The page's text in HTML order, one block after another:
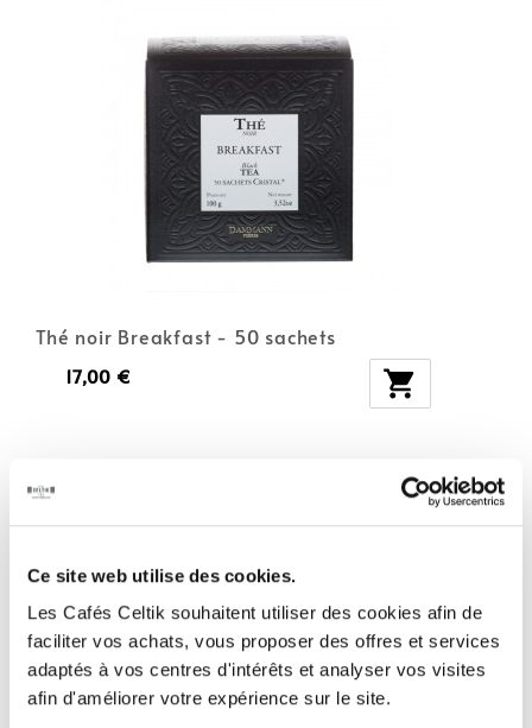
Ce site web utilise des cookies.
Les Cafés Celtik souhaitent utiliser des cookies afin de
faciliter vos achats, vous proposer des offres et services
adaptés à vos centres d'intérêts et analyser vos visites
afin d'améliorer votre expérience sur le site.
Thé noir Breakfast - 50 sachets
17,00 € 